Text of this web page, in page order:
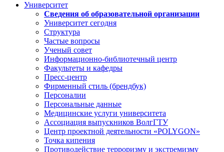
Университет
Сведения об образовательной организации
Университет сегодня
Структура
Частые вопросы
Ученый совет
Информационно-библиотечный центр
Факультеты и кафедры
Пресс-центр
Фирменный стиль (брендбук)
Персоналии
Персональные данные
Медицинские услуги университета
Ассоциация выпускников ВолгГТУ
Центр проектной деятельности «POLYGON»
Точка кипения
Противодействие терроризму и экстремизму